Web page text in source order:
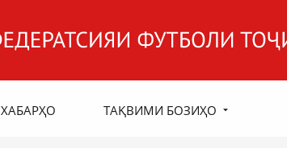
ХАБАРҲО ТАҚВИМИ БОЗИҲО